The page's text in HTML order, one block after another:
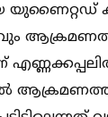
യുണൈറ്റഡ്